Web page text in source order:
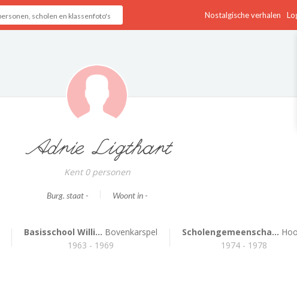
Nostalgische verhalen
Adrie Ligthart
Kent 0 personen
Burg. staat - Woont in -
Basisschool Willi... Bovenkarspel
1963 - 1969
Scholengemeenscha...
1974 - 1978